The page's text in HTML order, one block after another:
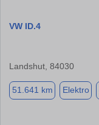
VW ID.4
Landshut, 84030
51.641 km Elektro